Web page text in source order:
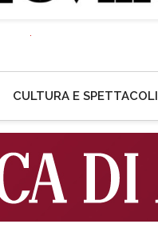
CULTURA E SPETTACOLI